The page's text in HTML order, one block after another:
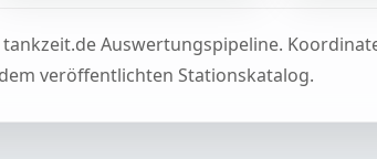
Auswertungspipeline.
veröffentlichten Stationskatalog.